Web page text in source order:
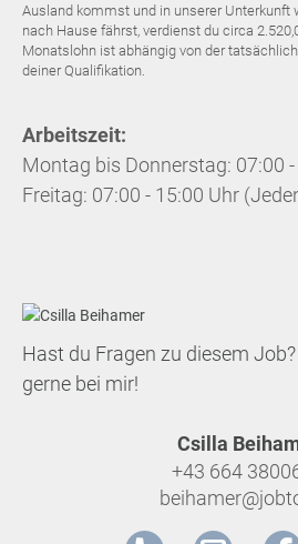
Ausland kommst und in unserer Unterkunft
nach Hause fährst, verdienst du circa
Monatslohn ist abhängig von der
deiner Qualifikation.
Arbeitszeit:
Montag bis Donnerstag: 07:00
Freitag: 07:00 - 15:00 Uhr
Hast du Fragen zu diesem
gerne bei mir!
Csilla
+43 664